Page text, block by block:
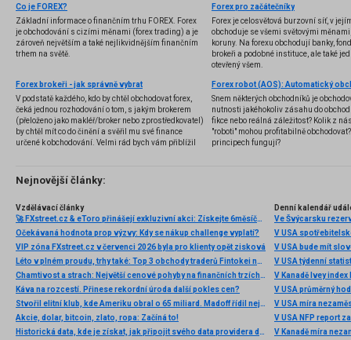
Co je FOREX?
Základní informace o finančním trhu FOREX. Forex
je obchodování s cizími měnami (forex trading) a je
zároveň největším a také nejlikvidnějším finančním
trhem na světě.
Forex pro začátečníky
Forex je celosvětová burzovní síť, v
obchoduje se všemi světovými
koruny. Na forexu obchodují banky,
brokeři a podobné instituce, ale také
otevřený všem.
Forex brokeři - jak správně vybrat
V podstatě každého, kdo by chtěl obchodovat forex,
čeká jednou rozhodování o tom, s jakým brokerem
(přeloženo jako makléř/broker nebo zprostředkovatel)
by chtěl mít co do činění a svěřil mu své finance
určené k obchodování. Velmi rád bych vám přiblížil
několik příkladů nejznámějších z nich.
Snem některých obchodníků je
nutnosti jakéhokoliv zásahu do
fikce nebo reálná záležitost? Kolik z
"roboti" mohou profitabilně
principech fungují?
Nejnovější články:
Vzdělávací články
🚀 FXstreet.cz & eToro přinášejí exkluzivní akci: Získejte 6měsíční členství ve VIP zóně ZDARMA
Očekávaná hodnota prop výzvy: Kdy se nákup challenge vyplatí?
VIP zóna FXstreet.cz v červenci 2026 byla pro klienty opět zisková
Léto v plném proudu, trhy také: Top 3 obchody traderů Fintokei na indexech a zlatě
Chamtivost a strach: Největší cenové pohyby na finančních trzích (červenec 2026)
Káva na rozcestí. Přinese rekordní úroda další pokles cen?
Stvořil elitní klub, kde Ameriku obral o 65 miliard. Madoff řídil největší Ponzi dějin
Akcie, dolar, bitcoin, zlato, ropa: Začíná to!
Historická data, kde je získat, jak připojit svého data providera do MultiCharts a proč je budeme potřebovat? (4. díl)
Denní kalendář
Ve Švýcarsku
V USA
V USA bude mít
V USA týdenní
V Kanadě Ivey index
V USA průměrný
V USA míra
V USA NFP report
V Kanadě míra